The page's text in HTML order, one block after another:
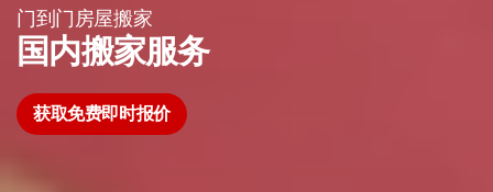
门到门房屋搬家
国内搬家服务
获取免费即时报价